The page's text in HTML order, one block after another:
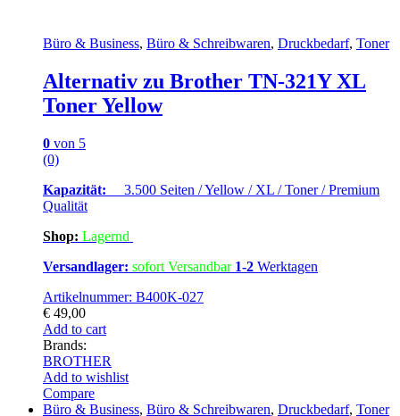
Büro & Business, Büro & Schreibwaren, Druckbedarf, Toner
Alternativ zu Brother TN-321Y XL
Toner Yellow
0 von 5
(0)
Kapazität: 3.500 Seiten / Yellow / XL / Toner / Premium
Qualität
Shop: Lagernd
Versandlager: sofort Versandbar 1-2 Werktagen
Artikelnummer: B400K-027
€ 49,00
Add to cart
Brands:
BROTHER
Add to wishlist
Compare
Büro & Business, Büro & Schreibwaren, Druckbedarf, Toner